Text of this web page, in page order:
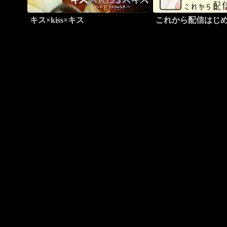
キス×kiss×キス これから配信はじ